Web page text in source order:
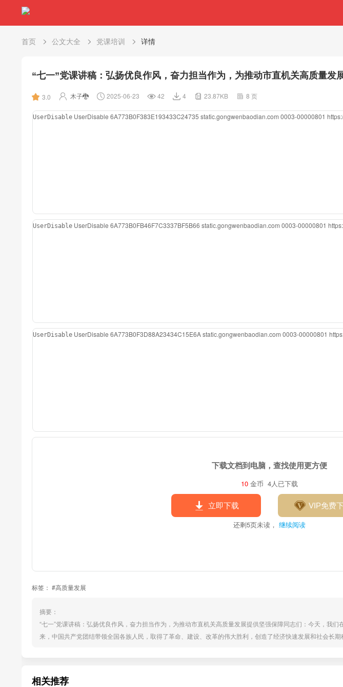
首页 公文大全 党课培训 详情
“七一”党课讲稿：弘扬优良作风，奋力担当作为，为推动市直机关高质量发
3.0 木子🐉 2025-06-23 42 4 23.87KB 8 页
UserDisable UserDisable 6A773B0F383E193433C24735 static.gongwenbaodian.com 0003-00000801
UserDisable UserDisable 6A773B0FB46F7C3337BF5B66 static.gongwenbaodian.com 0003-00000801
UserDisable UserDisable 6A773B0F3D88A23434C15E6Astatic.gongwenbaodian.com 0003-00000801
下载文档到电脑，查找使用更方便
10 金币 4人已下载
立即下载 VIP免费
还剩5页未读， 继续阅读
标签： #高质量发展
摘要：
“七一”党课讲稿：弘扬优良作风，奋力担当作为，为推动市直机关高质量发展提供坚强保障同志们：今天，我
来，中国共产党团结带领全国各族人民，取得了革命、建设、改革的伟大胜利，创造了经济快速发展和社会长
相关推荐